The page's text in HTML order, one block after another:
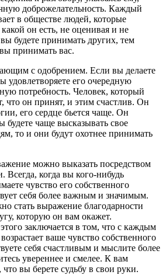
доброжелательность. Каждый
в обществе людей, которые
он есть, не оценивая и не
будете принимать других, тем
принимать вас.
с одобрением. Если вы делаете
удовлетворяете его очередную
потребность. Человек, который
что он принят, и этим счастлив. Он
его сердце бьется чаще. Он
будете чаще высказывать свое
то и они будут охотнее принимать
можно выказать посредством
Всегда, когда вы кого-нибудь
чувство его собственного
себя более важным и значимым.
стать выражение благодарности
которую он вам окажет.
заключается в том, что с каждым
ваше чувство собственного
себя счастливым и мыслите более
увереннее и смелее. К вам
вы берете судьбу в свои руки.